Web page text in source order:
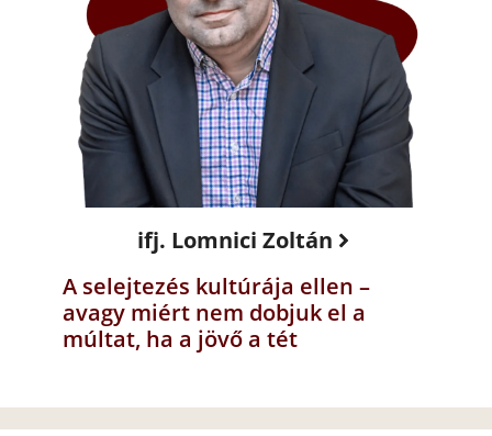
ifj. Lomnici Zoltán
A selejtezés kultúrája ellen –
avagy miért nem dobjuk el a
múltat, ha a jövő a tét